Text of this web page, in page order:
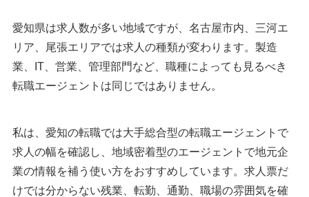
愛知県は求人数が多い地域ですが、名古屋市内、三河エ
リア、尾張エリアでは求人の種類が変わります。製造
業、IT、営業、管理部門など、職種によっても見るべき
転職エージェントは同じではありません。
私は、愛知の転職では大手総合型の転職エージェントで
求人の幅を確認し、地域密着型のエージェントで地元企
業の情報を補う使い方をおすすめしています。求人票だ
けでは分からない残業、転勤、通勤、職場の雰囲気を確